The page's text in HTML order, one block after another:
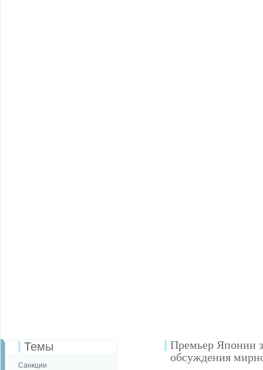
Темы
Санкции
Премьер Японии
обсуждения